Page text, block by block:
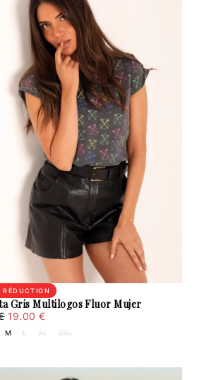
Gris Multilogos Fluor Mujer
RÉDUCTION
Prix
minimum
19.00 €
M L XL 2XL